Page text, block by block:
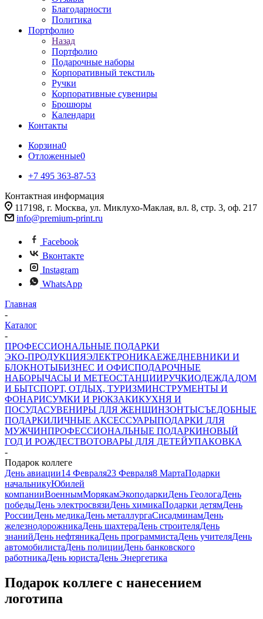
Благодарности
Политика
Портфолио
Назад
Портфолио
Подарочные наборы
Корпоративный текстиль
Ручки
Корпоративные сувениры
Брошюры
Календари
Контакты
Корзина0
Отложенные0
+7 495 363-87-53
Контактная информация
117198, г. Москва, ул. Миклухо-Маклая, вл. 8, стр. 3, оф. 217
info@premium-print.ru
Facebook
Вконтакте
Instagram
WhatsApp
Главная
-
Каталог
-
ПРОФЕССИОНАЛЬНЫЕ ПОДАРКИ
ЭКО-ПРОДУКЦИЯЭЛЕКТРОНИКАЕЖЕДНЕВНИКИ И
БЛОКНОТЫБИЗНЕС И ОФИСПОДАРОЧНЫЕ
НАБОРЫЧАСЫ И МЕТЕОСТАНЦИИРУЧКИОДЕЖДАДОМ
И БЫТСПОРТ, ОТДЫХ, ТУРИЗМИНСТРУМЕНТЫ И
ФОНАРИСУМКИ И РЮКЗАКИКУХНЯ И
ПОСУДАСУВЕНИРЫ ДЛЯ ЖЕНЩИНЗОНТЫСЪЕДОБНЫЕ
ПОДАРКИЛИЧНЫЕ АКСЕССУАРЫПОДАРКИ ДЛЯ
МУЖЧИНПРОФЕССИОНАЛЬНЫЕ ПОДАРКИНОВЫЙ
ГОД И РОЖДЕСТВОТОВАРЫ ДЛЯ ДЕТЕЙУПАКОВКА
-
Подарок коллеге
День авиации14 Февраля23 Февраля8 МартаПодарки
начальникуЮбилей
компанииВоеннымМорякамЭкоподаркиДень ГеологаДень
победыДень электросвязиДень химикаПодарки детямДень
РоссииДень медикаДень металлургаСисадминамДень
железнодорожникаДень шахтераДень строителяДень
знанийДень нефтяникаДень программистаДень учителяДень
автомобилистаДень полицииДень банковского
работникаДень юристаДень Энергетика
Подарок коллеге с нанесением
логотипа